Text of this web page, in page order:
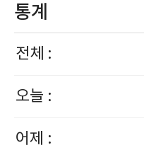
통계
전체 :
오늘 :
어제 :